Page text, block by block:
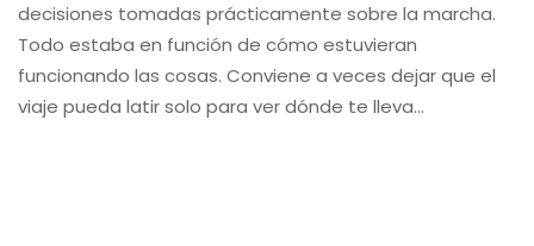
decisiones tomadas prácticamente sobre la marcha.
Todo estaba en función de cómo estuvieran
funcionando las cosas. Conviene a veces dejar que el
viaje pueda latir solo para ver dónde te lleva…